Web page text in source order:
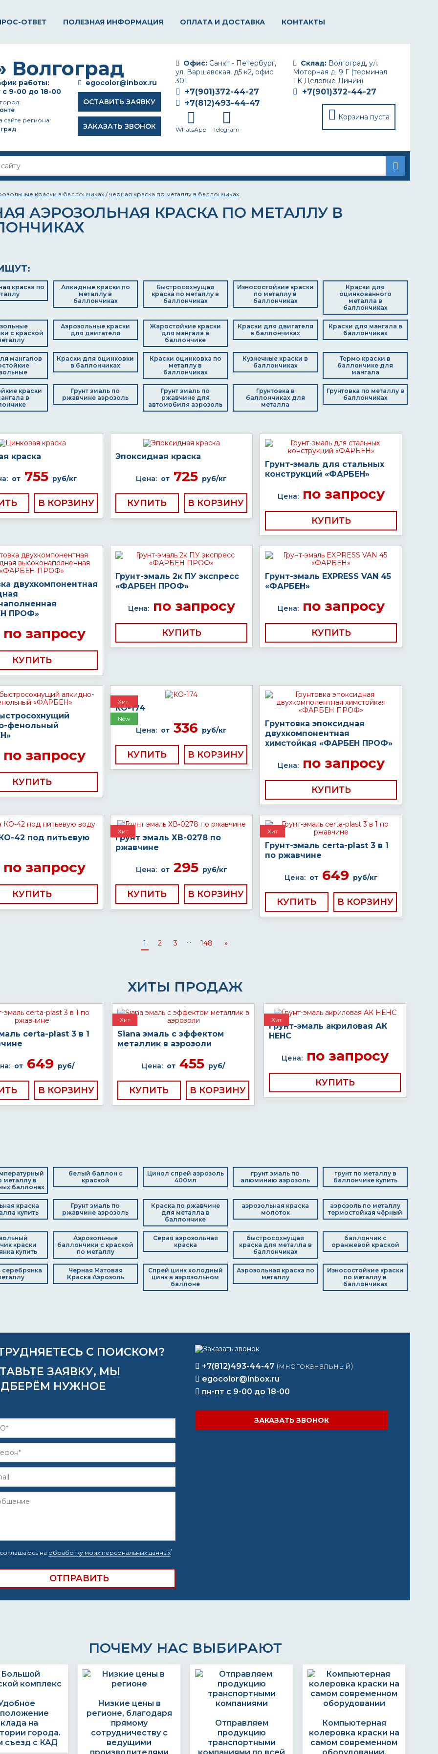
ОТВЕТ ПОЛЕЗНАЯ ИНФОРМАЦИЯ ОПЛАТА И ДОСТАВКА КОНТАКТЫ
Склад: Волгоград, ул.
Моторная д. 9 Г (терминал
ТК Деловые Линии)
+7(901)372-44-27
Корзина пуста
Офис: Санкт - Петербург,
ул. Варшавская, д5 к2, офис
301
+7(901)372-44-27
+7(812)493-44-47
WhatsApp Telegram
egocolor@inbox.ru
ОСТАВИТЬ ЗАЯВКУ
ЗАКАЗАТЬ ЗВОНОК
работы:
с 9-00 до 18-00
сайте региона:
краски в баллончиках /черная краска по металлу в баллончиках
АЭРОЗОЛЬНАЯ КРАСКА ПО МЕТАЛЛУ В
краска по
Алкидные краски по
металлу в
баллончиках
Быстросохнущая
краска по металлу в
баллончиках
Износостойкие краски
по металлу в
баллончиках
Краски для
оцинкованного
металла в
баллончиках
с краской
Аэрозольные краски
для двигателя
Жаростойкие краски
для мангала в
баллончике
Краски для двигателя
в баллончиках
Краски для мангала в
баллончиках
мангалов
Краски для оцинковки
в баллончиках
Краски оцинковка по
металлу в
баллончиках
Кузнечные краски в
баллончиках
Термо краски в
баллончике для
мангала
краски
в
Грунт эмаль по
ржавчине аэрозоль
Грунт эмаль по
ржавчине для
автомобиля аэрозоль
Грунтовка в
баллончиках для
металла
Грунтовка по металлу в
баллончиках
краска
от755 руб/кг
Эпоксидная краска
Цена: от 725 руб/кг
КУПИТЬ
Грунт-эмаль для стальных
конструкций «ФАРБЕН»
Цена:по запросу
КУПИТЬ
двухкомпонентная
ПРОФ»
запросу
КУПИТЬ
Грунт-эмаль 2к ПУ экспресс
«ФАРБЕН ПРОФ»
Цена:по запросу
КУПИТЬ
Грунт-эмаль EXPRESS VAN 45
«ФАРБЕН»
Цена:по запросу
КУПИТЬ
фенольный
запросу
КУПИТЬ
Хит
New
КО-174
Цена: от 336 руб/кг
КУПИТЬ
Грунтовка эпоксидная
двухкомпонентная
химстойкая «ФАРБЕН ПРОФ»
Цена:по запросу
КУПИТЬ
42 под питьевую
запросу
КУПИТЬ
Хит
Грунт эмаль ХВ-0278 по
ржавчине
Цена: от295 руб/кг
КУПИТЬ
Хит
Грунт-эмаль certa-plast 3 в 1
по ржавчине
Цена: от649 руб/кг
КУПИТЬ
1 2 3 ... 148 »
ХИТЫ ПРОДАЖ
certa-plast 3 в 1
от 649 руб/
Хит
Siana эмаль с эффектом
металлик в аэрозоли
Цена: от 455 руб/
КУПИТЬ
Хит
Грунт-эмаль акриловая АК
НЕНС
Цена:по запросу
КУПИТЬ
металлу в
баллонах
белый баллон с
краской
Цинол спрей аэрозоль
400мл
грунт эмаль по
алюминию аэрозоль
грунт по металлу в
баллончике купить
краска
купить
Грунт эмаль по
ржавчине аэрозоль
Краска по ржавчине
для металла в
баллончике
аэрозольная краска
молоток
аэрозоль по металлу
термостойкая чёрный
краски
купить
Аэрозольные
баллончики с краской
по металлу
Серая аэрозольная
краска
быстросохнущая
краска для металла в
баллончиках
баллончик с
оранжевой краской
серебрянка
Черная Матовая
Краска Аэрозоль
Спрей цинк холодный
цинк в аэрозольном
баллоне
Аэрозольная краска по
металлу
Износостойкие краски
по металлу в
баллончиках
С ПОИСКОМ?
ЗАЯВКУ, МЫ
НУЖНОЕ
на обработку моих персональных данных*
+7(812)493-44-47 (многоканальный)
egocolor@inbox.ru
пн-пт с 9-00 до 18-00
ЗАКАЗАТЬ ЗВОНОК
ПОЧЕМУ НАС ВЫБИРАЮТ
на
города.
съезд с КАД
Низкие цены в
регионе, благодаря
прямому
сотрудничеству с
ведущими
Отправляем
продукцию
транспортными
Компьютерная
колеровка краски на
самом современном